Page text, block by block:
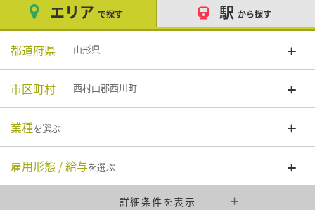
エリア で探す 駅 から探す
都道府県 山形県
市区町村 西村山郡西川町
業種を選ぶ
雇用形態 / 給与を選ぶ
詳細条件を表示